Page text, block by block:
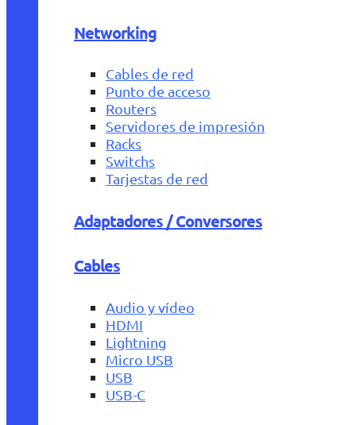
Networking
Cables de red
Punto de acceso
Routers
Servidores de impresión
Racks
Switchs
Tarjestas de red
Adaptadores / Conversores
Cables
Audio y vídeo
HDMI
Lightning
Micro USB
USB
USB-C